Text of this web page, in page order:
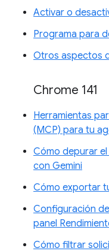
Activar o
Programa para
Otros aspectos
Chrome 141
Herramientas
(MCP) para tu
Cómo depurar
con Gemini
Cómo exportar
Configuración
panel
Cómo filtrar